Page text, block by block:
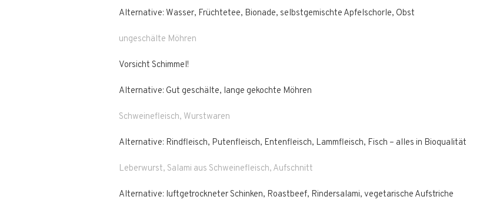
Alternative: Wasser, Früchtetee, Bionade, selbstgemischte Apfelschorle, Obst
ungeschälte Möhren
Vorsicht Schimmel!
Alternative: Gut geschälte, lange gekochte Möhren
Schweinefleisch, Wurstwaren
Alternative: Rindfleisch, Putenfleisch, Entenfleisch, Lammfleisch, Fisch – alles in Bioqualität
Leberwurst, Salami aus Schweinefleisch, Aufschnitt
Alternative: luftgetrockneter Schinken, Roastbeef, Rindersalami, vegetarische Aufstriche